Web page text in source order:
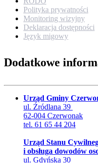
Polityka prywatności
Monitoring wizyjny
Deklaracja dostępności
Język migowy
Dodatkowe
Urząd Gminy
ul. Źródlana 39
62-004 Czerwonak
tel. 61 65 44 204
Urząd Stanu
i obsługa dowodów
ul. Gdyńska 30